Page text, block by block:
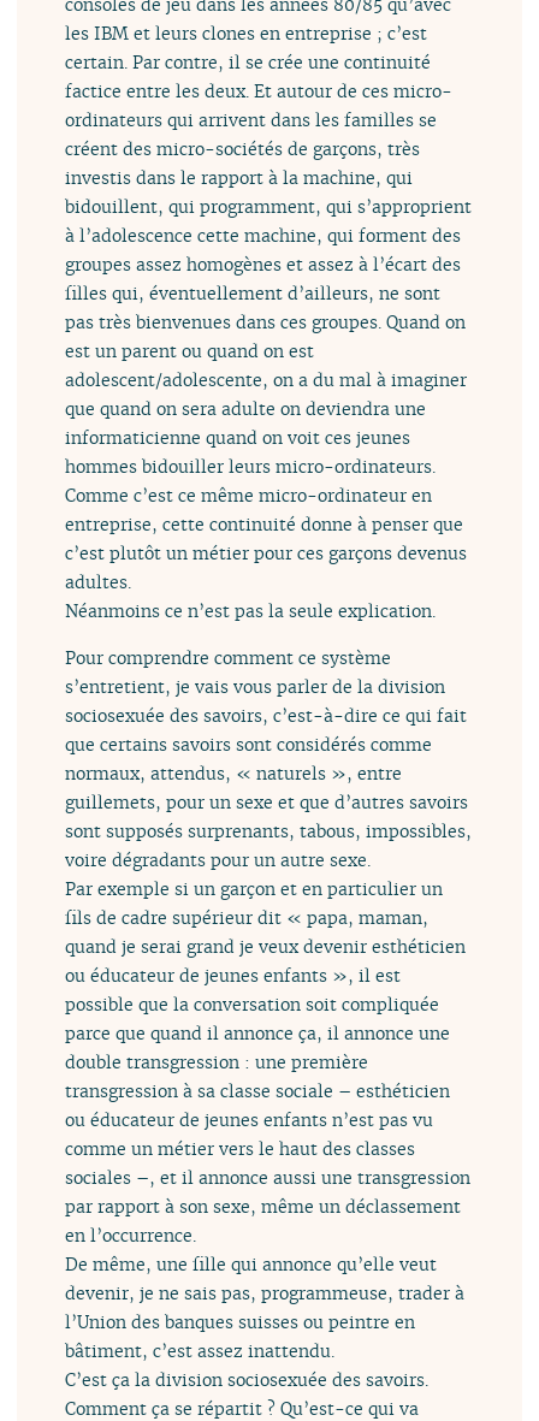
consoles de jeu dans les années 80/85 qu’avec
les IBM et leurs clones en entreprise ; c’est
certain. Par contre, il se crée une continuité
factice entre les deux. Et autour de ces micro-
ordinateurs qui arrivent dans les familles se
créent des micro-sociétés de garçons, très
investis dans le rapport à la machine, qui
bidouillent, qui programment, qui s’approprient
à l’adolescence cette machine, qui forment des
groupes assez homogènes et assez à l’écart des
filles qui, éventuellement d’ailleurs, ne sont
pas très bienvenues dans ces groupes. Quand on
est un parent ou quand on est
adolescent/adolescente, on a du mal à imaginer
que quand on sera adulte on deviendra une
informaticienne quand on voit ces jeunes
hommes bidouiller leurs micro-ordinateurs.
Comme c’est ce même micro-ordinateur en
entreprise, cette continuité donne à penser que
c’est plutôt un métier pour ces garçons devenus
adultes.
Néanmoins ce n’est pas la seule explication.
Pour comprendre comment ce système
s’entretient, je vais vous parler de la division
sociosexuée des savoirs, c’est-à-dire ce qui fait
que certains savoirs sont considérés comme
normaux, attendus, « naturels », entre
guillemets, pour un sexe et que d’autres savoirs
sont supposés surprenants, tabous, impossibles,
voire dégradants pour un autre sexe.
Par exemple si un garçon et en particulier un
fils de cadre supérieur dit « papa, maman,
quand je serai grand je veux devenir esthéticien
ou éducateur de jeunes enfants », il est
possible que la conversation soit compliquée
parce que quand il annonce ça, il annonce une
double transgression : une première
transgression à sa classe sociale – esthéticien
ou éducateur de jeunes enfants n’est pas vu
comme un métier vers le haut des classes
sociales –, et il annonce aussi une transgression
par rapport à son sexe, même un déclassement
en l’occurrence.
De même, une fille qui annonce qu’elle veut
devenir, je ne sais pas, programmeuse, trader à
l’Union des banques suisses ou peintre en
bâtiment, c’est assez inattendu.
C’est ça la division sociosexuée des savoirs.
Comment ça se répartit ? Qu’est-ce qui va